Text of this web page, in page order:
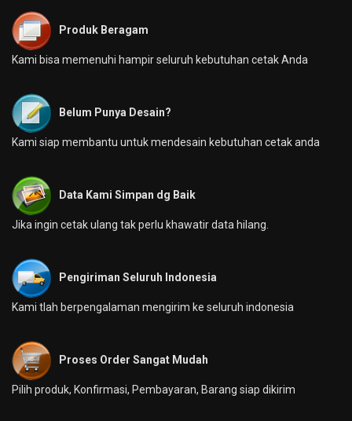
Produk Beragam
Kami bisa memenuhi hampir seluruh kebutuhan cetak Anda
Belum Punya Desain?
Kami siap membantu untuk mendesain kebutuhan cetak anda
Data Kami Simpan dg Baik
Jika ingin cetak ulang tak perlu khawatir data hilang.
Pengiriman Seluruh Indonesia
Kami tlah berpengalaman mengirim ke seluruh indonesia
Proses Order Sangat Mudah
Pilih produk, Konfirmasi, Pembayaran, Barang siap dikirim